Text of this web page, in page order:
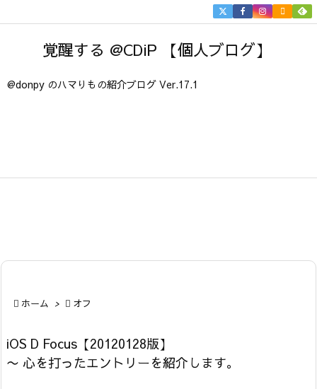
覚醒する @CDiP 【個人ブログ】
@donpy のハマりもの紹介ブログ Ver.17.1


 ホーム >  オフ
iOS D Focus【20120128版】
〜 心を打ったエントリーを紹介します。